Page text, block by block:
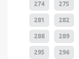
274 275
281 282
288 289
295 296